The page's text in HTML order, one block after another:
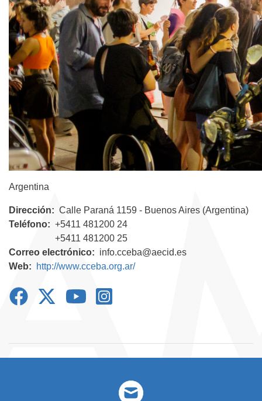
Argentina
Dirección
Calle Paraná 1159 - Buenos Aires (Argentina)
Teléfono
+5411 481200 24
+5411 481200 25
Correo electrónico
info.cceba@aecid.es
Web
http://www.cceba.org.ar/